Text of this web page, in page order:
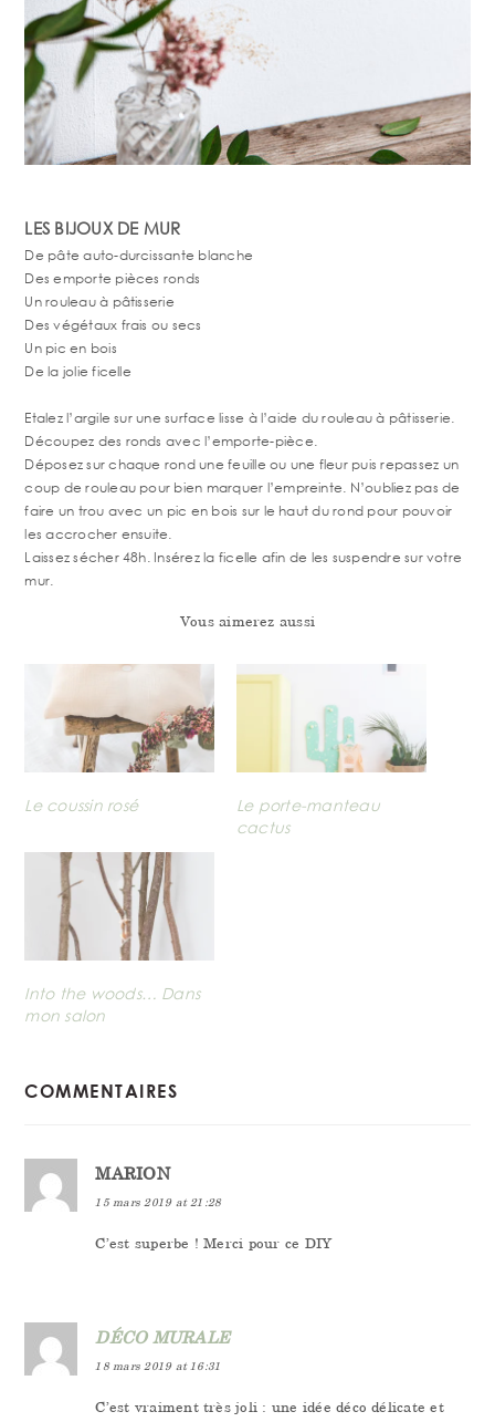
LES BIJOUX DE MUR
De pâte auto-durcissante blanche
Des emporte pièces ronds
Un rouleau à pâtisserie
Des végétaux frais ou secs
Un pic en bois
De la jolie ficelle
Etalez l’argile sur une surface lisse à l’aide du rouleau à pâtisserie.
Découpez des ronds avec l’emporte-pièce.
Déposez sur chaque rond une feuille ou une fleur puis repassez un
coup de rouleau pour bien marquer l’empreinte. N’oubliez pas de
faire un trou avec un pic en bois sur le haut du rond pour pouvoir
les accrocher ensuite.
Laissez sécher 48h. Insérez la ficelle afin de les suspendre sur votre
mur.
Vous aimerez aussi
Le coussin rosé
Le porte-manteau
cactus
Into the woods… Dans
mon salon
COMMENTAIRES
MARION
15 mars 2019 at 21:28
C’est superbe ! Merci pour ce DIY
DÉCO MURALE
18 mars 2019 at 16:31
C’est vraiment très joli : une idée déco délicate et